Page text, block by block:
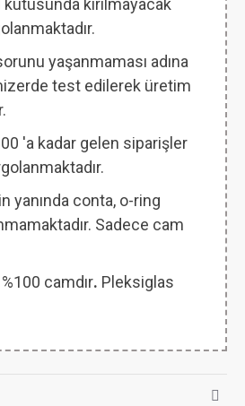
kırılmayacak
yaşanmaması adına
test edilerek üretim
'a kadar gelen siparişler
yanında conta, o-ring
Sadece cam
camdır. Pleksiglas